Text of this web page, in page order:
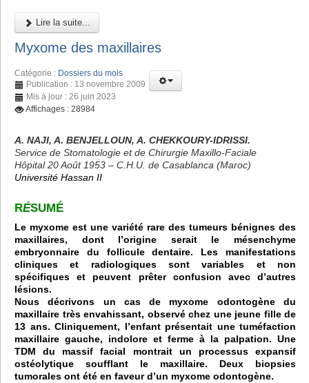
Lire la suite...
Myxome des maxillaires
Catégorie : Dossiers du mois
Publication : 13 novembre 2009
Mis à jour : 26 juin 2023
Affichages : 28984
A. NAJI, A. BENJELLOUN, A. CHEKKOURY-IDRISSI.
Service de Stomatologie et de Chirurgie Maxillo-Faciale
Hôpital 20 Août 1953 – C.H.U. de Casablanca (Maroc)
Université Hassan II
RÉSUMÉ
Le myxome est une variété rare des tumeurs bénignes des
maxillaires, dont l’origine serait le mésenchyme
embryonnaire du follicule dentaire. Les manifestations
cliniques et radiologiques sont variables et non
spécifiques et peuvent prêter confusion avec d’autres
lésions.
Nous décrivons un cas de myxome odontogène du
maxillaire très envahissant, observé chez une jeune fille de
13 ans. Cliniquement, l’enfant présentait une tuméfaction
maxillaire gauche, indolore et ferme à la palpation. Une
TDM du massif facial montrait un processus expansif
ostéolytique soufflant le maxillaire. Deux biopsies
tumorales ont été en faveur d’un myxome odontogène.